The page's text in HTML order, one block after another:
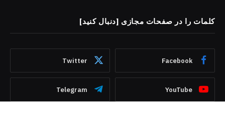
کلمات را در صفحات مجازی [دنبال کنید]
Facebook
Twitter
YouTube
Telegram